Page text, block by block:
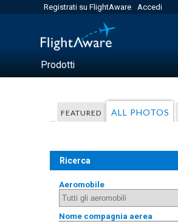
Registrati su FlightAware Accedi
Prodotti
FEATURED ALL PHOTOS
Ricerca
Aeromobile
Nome compagnia aerea